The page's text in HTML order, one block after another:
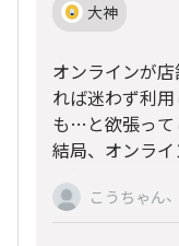
大神
オンラインが
れば迷わず利
も…と欲張って
結局、オンラ
（笑）
こうちゃん、